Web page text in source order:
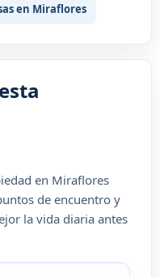
en Miraflores
en Miraflores
de encuentro y
la vida diaria antes